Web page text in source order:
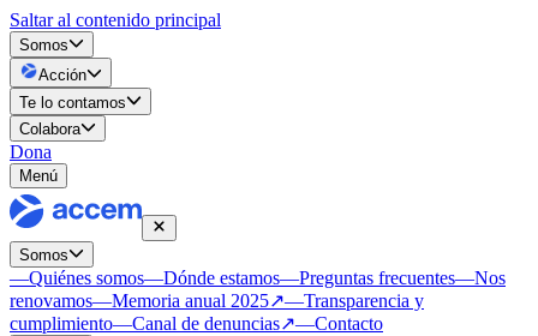
Saltar al contenido principal
Somos
Acción
Te lo contamos
Colabora
Dona
Menú
Somos
—Quiénes somos—Dónde estamos—Preguntas frecuentes—Nos
renovamos—Memoria anual 2025↗—Transparencia y
cumplimiento—Canal de denuncias↗—Contacto